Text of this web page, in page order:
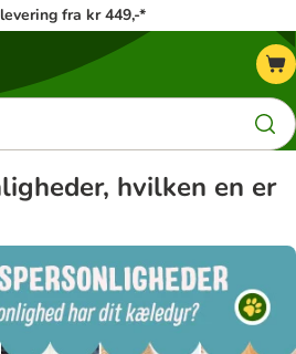
fra kr 449,-*
hvilken en er